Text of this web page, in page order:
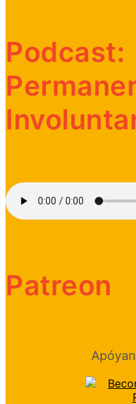
Podcast:
Patreon